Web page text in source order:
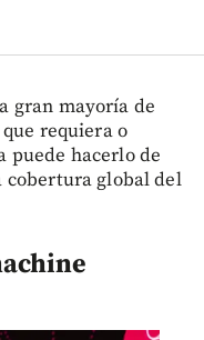
gran mayoría de
requiera o
puede hacerlo de
cobertura global del